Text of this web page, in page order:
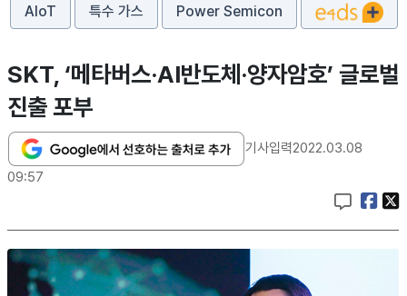
AIoT 특수 가스 Power Semicon
SKT, ‘메타버스·AI반도체·양자암호’ 글로벌
진출 포부
기사입력2022.03.08
09:57